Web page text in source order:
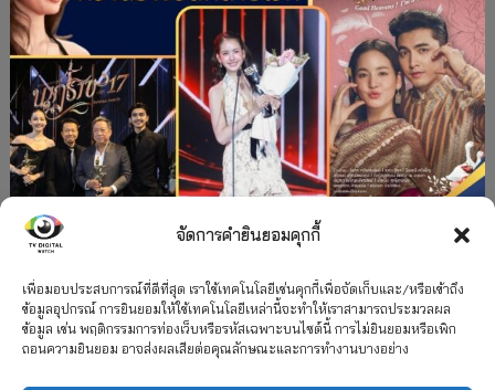
จัดการคำยินยอมคุกกี้
เพื่อมอบประสบการณ์ที่ดีที่สุด เราใช้เทคโนโลยีเช่นคุกกี้เพื่อจัดเก็บและ/หรือเข้าถึง
ข้อมูลอุปกรณ์ การยินยอมให้ใช้เทคโนโลยีเหล่านี้จะทำให้เราสามารถประมวลผล
ข้อมูล เช่น พฤติกรรมการท่องเว็บหรือรหัสเฉพาะบนไซต์นี้ การไม่ยินยอมหรือเพิก
ถอนความยินยอม อาจส่งผลเสียต่อคุณลักษณะและการทำงานบางอย่าง
”คุณพี่เจ้าขาดิฉันเป็นห่านมิใช่หงส์” กวาดรางวัล
เพียบ จาก 8 เวที